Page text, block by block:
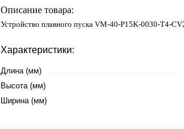
Описание товара:
Устройство плавного пуска VM-40-P15K-0030-T4-
Характеристики:
Длина (мм)
Высота (мм)
Ширина (мм)